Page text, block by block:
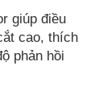
giúp điều
cao, thích
phản hồi